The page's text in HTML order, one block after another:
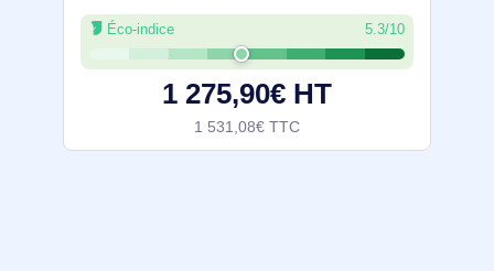
Full HD, Résolution de l'écran: 1920 x
1080 pixels, Écran tactile, Type de
panneau: IPS. Famille de processeur:
Éco-indice 5.3/10
1 275,90€ HT
1 531,08€ TTC